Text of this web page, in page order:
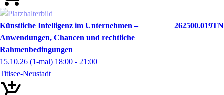
Künstliche Intelligenz im Unternehmen –
Anwendungen, Chancen und rechtliche
Rahmenbedingungen
262500.019TN
15.10.26 (1-mal) 18:00 - 21:00
Titisee-Neustadt